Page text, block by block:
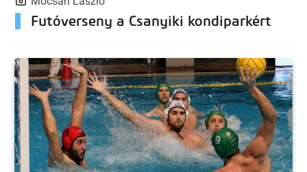
Futóverseny a Csanyiki kondiparkért